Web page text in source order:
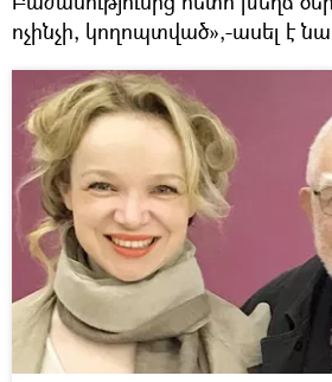
ոչինչի, կողոպտված»,-ասել է